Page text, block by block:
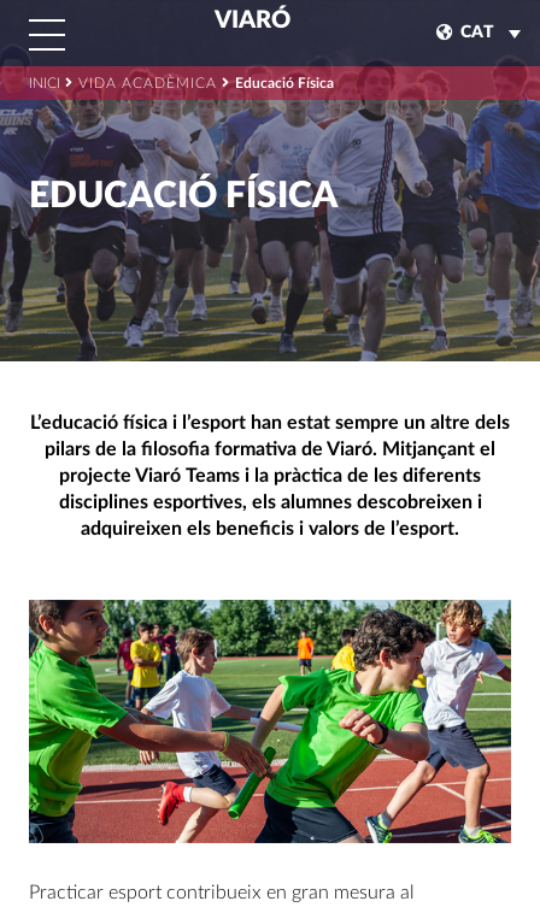
VIARÓ
CAT
INICI VIDA ACADÈMICA Educació Física
EDUCACIÓ FÍSICA
L’educació física i l’esport han estat sempre un altre dels
pilars de la filosofia formativa de Viaró. Mitjançant el
projecte Viaró Teams i la pràctica de les diferents
disciplines esportives, els alumnes descobreixen i
adquireixen els beneficis i valors de l’esport.
Practicar esport contribueix en gran mesura al